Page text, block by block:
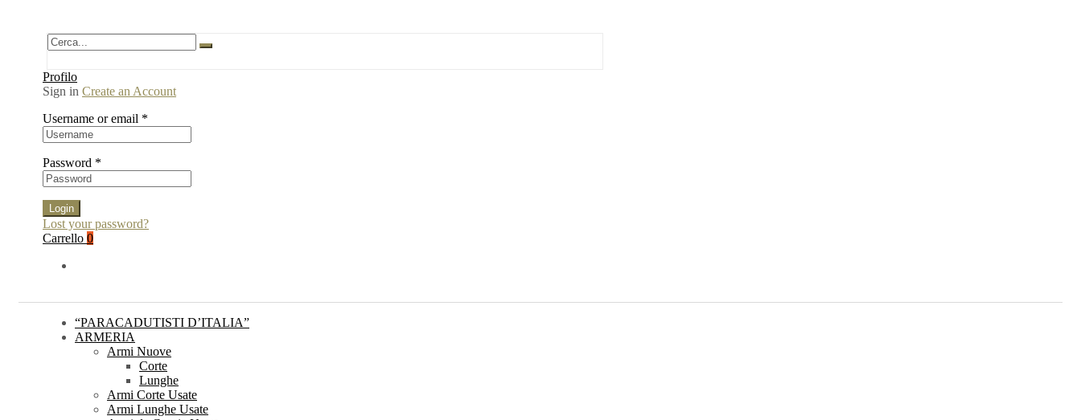
Profilo
Sign in Create an Account
Username or email *
Password *
Login
Lost your password?
Carrello 0
“PARACADUTISTI D’ITALIA”
ARMERIA
Armi Nuove
Corte
Lunghe
Armi Corte Usate
Armi Lunghe Usate